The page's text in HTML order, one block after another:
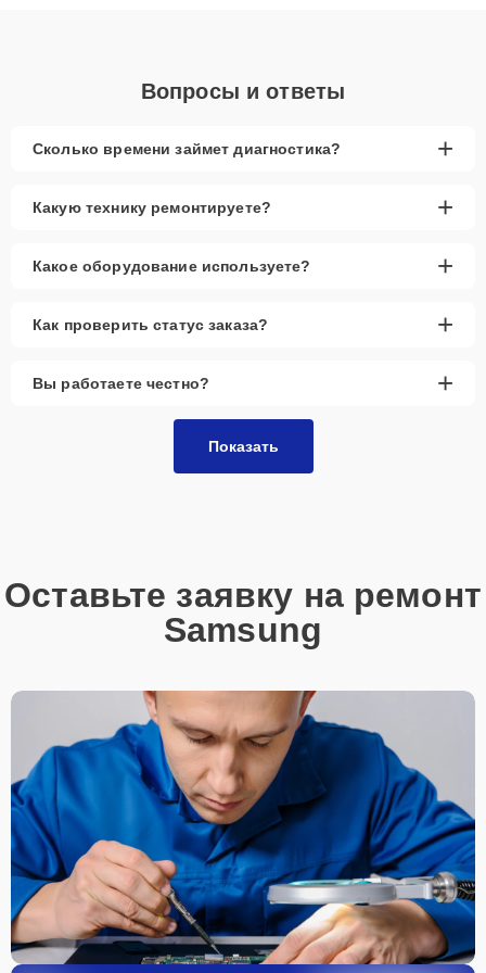
Вопросы и ответы
Сколько времени займет диагностика? +
Какую технику ремонтируете? +
Какое оборудование используете? +
Как проверить статус заказа? +
Вы работаете честно? +
Показать
Оставьте заявку на ремонт
Samsung